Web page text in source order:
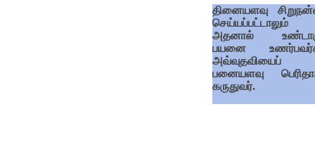
தினையளவு
செய்யப்பட்டாலும்
அதனால்
பயனை
அவ்வுதவியைப்
பனையளவு
கருதுவர்.